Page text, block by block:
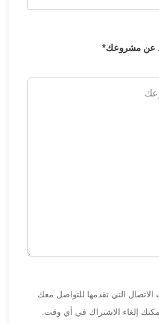
عن مشروعك*
التي تقدمها للتواصل معك
إلغاء الاشتراك في أي وقت.